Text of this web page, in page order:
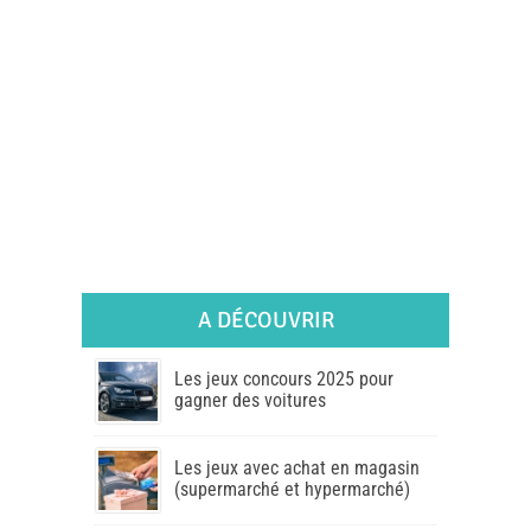
A DÉCOUVRIR
Les jeux concours 2025 pour
gagner des voitures
Les jeux avec achat en magasin
(supermarché et hypermarché)